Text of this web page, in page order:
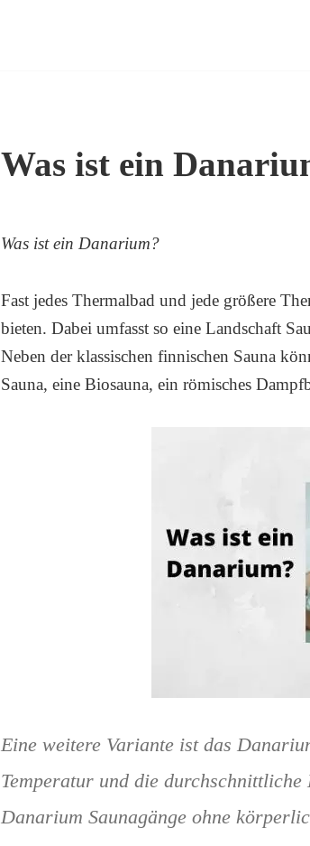
Was ist ein
Was ist ein Danarium?
Fast jedes Thermalbad und jede größere
bieten. Dabei umfasst so eine Landschaft
Neben der klassischen finnischen Sauna
Sauna, eine Biosauna, ein römisches
Eine weitere Variante ist das
Temperatur und die
Danarium Saunagänge ohne